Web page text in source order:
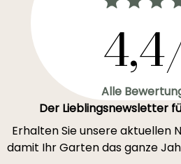
Alle
Der Lieblingsnewsletter
Erhalten Sie unsere aktuellen
damit Ihr Garten das ganze